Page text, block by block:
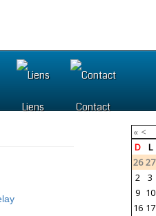
Liens Contact
« <
D
L
26 27
2
3
9 10
16 17